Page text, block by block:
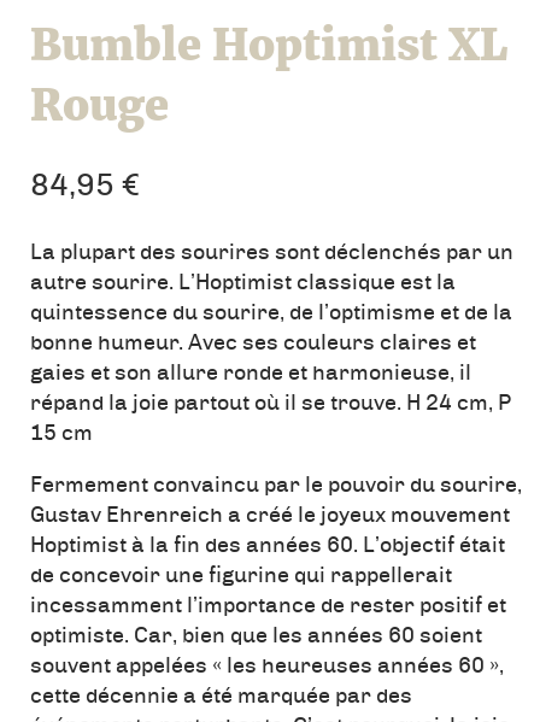
Bumble Hoptimist XL
Rouge
84,95 €
La plupart des sourires sont déclenchés par un
autre sourire. L’Hoptimist classique est la
quintessence du sourire, de l’optimisme et de la
bonne humeur. Avec ses couleurs claires et
gaies et son allure ronde et harmonieuse, il
répand la joie partout où il se trouve. H 24 cm, P
15 cm
Fermement convaincu par le pouvoir du sourire,
Gustav Ehrenreich a créé le joyeux mouvement
Hoptimist à la fin des années 60. L’objectif était
de concevoir une figurine qui rappellerait
incessamment l’importance de rester positif et
optimiste. Car, bien que les années 60 soient
souvent appelées « les heureuses années 60 »,
cette décennie a été marquée par des